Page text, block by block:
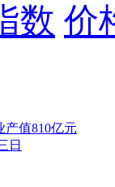
数 价
产值810亿元
日